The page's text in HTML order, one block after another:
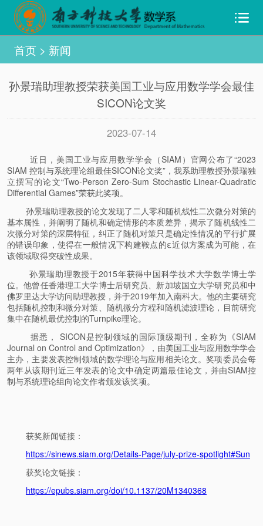
首页> 新闻
孙景瑞助理教授荣获美国工业与应用数学学会最佳
SICON论文奖
2023-07-14
近日，美国工业与应用数学学会（SIAM）官网公布了“2023
SIAM 控制与系统理论组最佳SICON论文奖”，我系助理教授孙景瑞独
立撰写的论文“Two-Person Zero-Sum Stochastic Linear-Quadratic
Differential Games”荣获此奖项。
孙景瑞助理教授的论文发现了二人零和随机线性二次微分对策的
基本属性，并阐明了随机和确定情形的本质差异，揭示了随机线性二
次微分对策的深层特征，纠正了随机对策只是确定性情况的平行扩展
的错误印象，使得在一般情况下构建鞍点的ε近似方案成为可能，在
该领域取得突破性成果。
孙景瑞助理教授于2015年获得中国科学技术大学数学博士学
位。他曾任香港理工大学博士后研究员、新加坡国立大学研究员和中
佛罗里达大学访问助理教授，并于2019年加入南科大。他的主要研究
包括随机控制和微分对策、随机微分方程和随机滤波理论，目前研究
集中在随机最优控制的Turnpike理论。
据悉， SICON是控制领域的国际顶级期刊，全称为《SIAM
Journal on Control and Optimization》，由美国工业与应用数学学会
主办，主要发表控制领域的数学理论与应用相关论文。奖项委员会每
两年从该期刊近三年发表的论文中确定两篇最佳论文，并由SIAM控
制与系统理论组向论文作者颁发该奖项。
获奖新闻链接：
https://sinews.siam.org/Details-Page/july-prize-spotlight#Sun
获奖论文链接：
https://epubs.siam.org/doi/10.1137/20M1340368